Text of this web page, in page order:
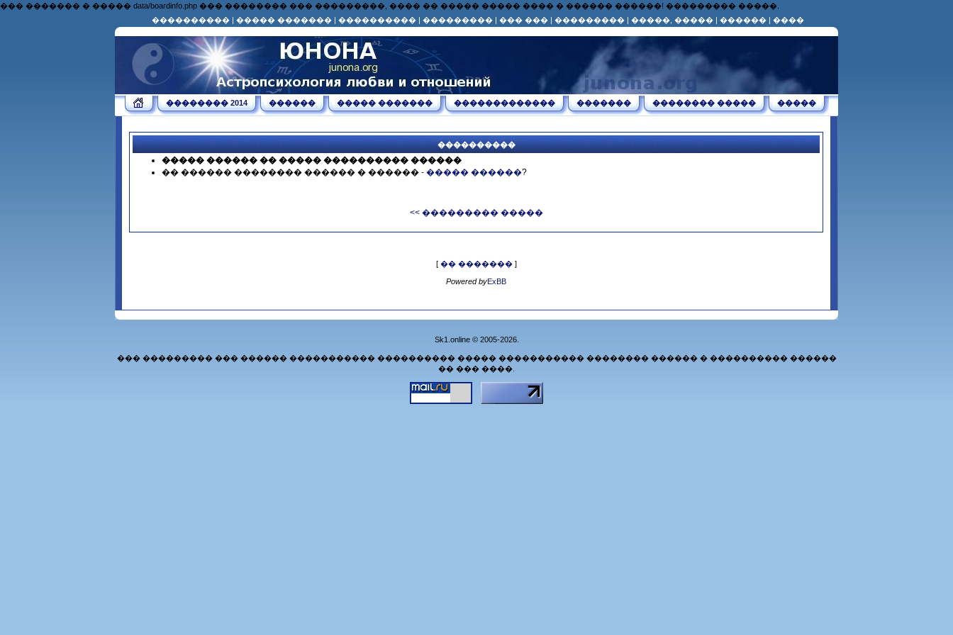
��� ������� � ����� data/boardinfo.php ��� �������� ��� ���������, ���� �� ����� ����� ���� � ������ ������! ��������� �����.
���������� | ����� ������� | ���������� | ��������� | ��� ��� | ��������� | �����, ����� | ������ | ����
�������� 2014 ������ ����� ������� ������������� ������� �������� ����� �����
����������
����� ������ �� ����� ���������� ������
�� ������ �������� ������ � ������ - ����� ������?
<< ��������� �����
[ �� �������]
Powered byExBB
Sk1.online © 2005-2026.
��� ��������� ��� ������ ����������� ���������� ����� ����������� �������� ������ � ���������� ������
�� ��� ����.